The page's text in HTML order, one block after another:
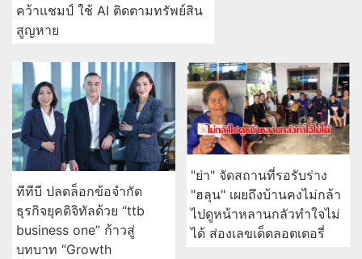
คว้าแชมป์ ใช้ AI ติดตามทรัพย์สิน
สูญหาย
ทีทีบี ปลดล็อกข้อจำกัด
ธุรกิจยุคดิจิทัลด้วย “ttb
business one” ก้าวสู่
บทบาท “Growth
"ย่า" จัดสถานที่รอรับร่าง
"ฮลุน" เผยถึงบ้านคงไม่กล้า
ไปดูหน้าหลานกลัวทำใจไม่
ได้ ส่องเลขเด็ดลอตเตอรี่